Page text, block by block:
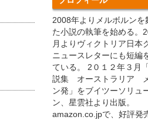
2008年よりメルボルンを
た小説の執筆を始める。
月よりヴィクトリア日本
ニュースレターにも短編
ている。 2０１２年３月
説集 オーストラリア
ン発」をブイツーソリュ
ン、星雲社より出版。
amazon.co.jpで、好評発